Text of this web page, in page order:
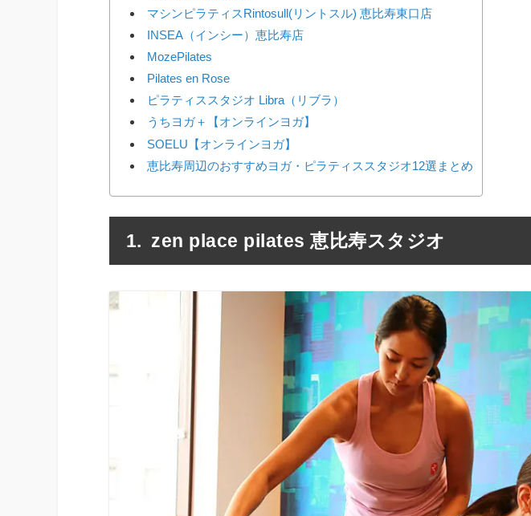
マシンピラティスRintosull(リントスル) 恵比寿東口店
INSEA（インシー）恵比寿店
MozePilates
Pilates en Rose
ピラティススタジオ Libra（リブラ）
うちヨガ＋【オンラインヨガ】
SOELU【オンラインヨガ】
恵比寿周辺のおすすめヨガ・ピラティススタジオ12選まとめ
zen place pilates 恵比寿スタジオ